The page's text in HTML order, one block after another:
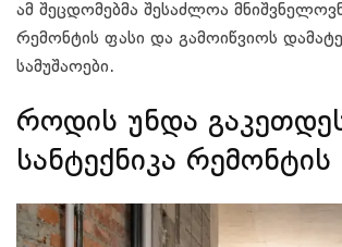
ამ შეცდომებმა შესაძლოა
რემონტის ფასი და გამოიწვიოს
სამუშაოები.
როდის უნდა
სანტექნიკა